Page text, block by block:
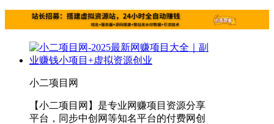
小二项目网
【小二项目网】是专业网赚项目资源分享
平台，同步中创网等知名平台的付费网创